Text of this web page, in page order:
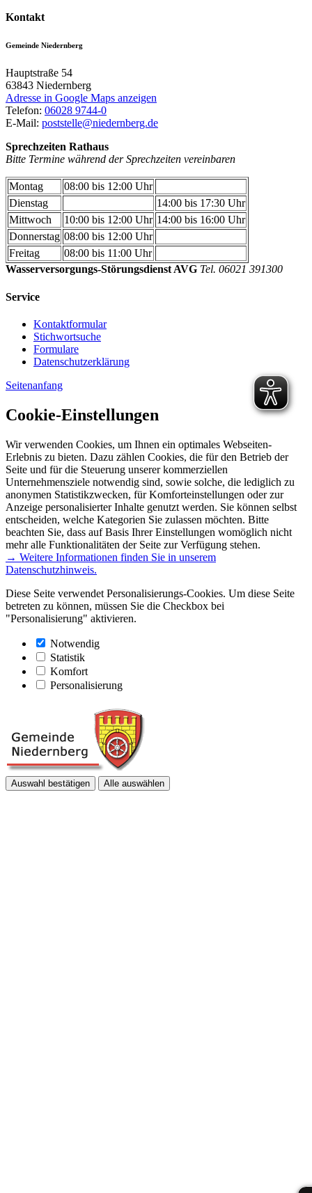
Kontakt
Gemeinde Niedernberg
Hauptstraße 54
63843 Niedernberg
Adresse in Google Maps anzeigen
Telefon: 06028 9744-0
E-Mail: poststelle@niedernberg.de
Sprechzeiten Rathaus
Bitte Termine während der Sprechzeiten vereinbaren
Montag
08:00 bis 12:00 Uhr
Dienstag
14:00 bis 17:30 Uhr
Mittwoch
10:00 bis 12:00 Uhr 14:00 bis 16:00 Uhr
Donnerstag 08:00 bis 12:00 Uhr
Freitag
08:00 bis 11:00 Uhr
Wasserversorgungs-Störungsdienst AVG Tel. 06021 391300
Service
Kontaktformular
Stichwortsuche
Formulare
Datenschutzerklärung
Seitenanfang
Cookie-Einstellungen
Wir verwenden Cookies, um Ihnen ein optimales Webseiten-
Erlebnis zu bieten. Dazu zählen Cookies, die für den Betrieb der
Seite und für die Steuerung unserer kommerziellen
Unternehmensziele notwendig sind, sowie solche, die lediglich zu
anonymen Statistikzwecken, für Komforteinstellungen oder zur
Anzeige personalisierter Inhalte genutzt werden. Sie können selbst
entscheiden, welche Kategorien Sie zulassen möchten. Bitte
beachten Sie, dass auf Basis Ihrer Einstellungen womöglich nicht
mehr alle Funktionalitäten der Seite zur Verfügung stehen.
→ Weitere Informationen finden Sie in unserem
Datenschutzhinweis.
Diese Seite verwendet Personalisierungs-Cookies. Um diese Seite
betreten zu können, müssen Sie die Checkbox bei
"Personalisierung" aktivieren.
Notwendig
Statistik
Komfort
Personalisierung
Auswahl bestätigen Alle auswählen